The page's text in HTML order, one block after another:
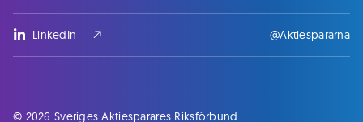
LinkedIn @Aktiespararna
© 2026 Sveriges Aktiesparares Riksförbund